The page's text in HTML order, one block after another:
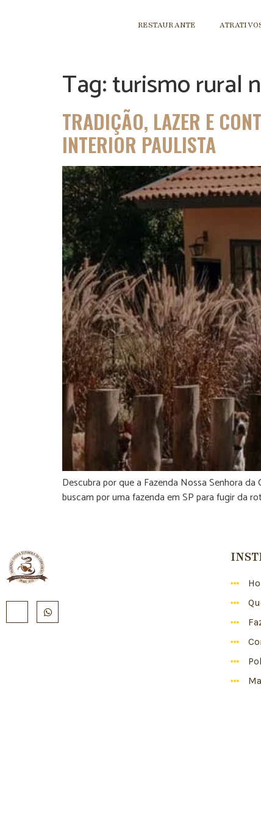
RESTAURANTE
Tag:turismo rural
TRADIÇÃO, LAZER E
INTERIOR PAULISTA
Descubra por que a Fazenda Nossa Senhora
buscam por uma fazenda em SP para fugir da